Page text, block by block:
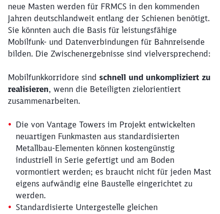
neue Masten werden für FRMCS in den kommenden
Jahren deutschlandweit entlang der Schienen benötigt.
Sie könnten auch die Basis für leistungsfähige
Mobilfunk- und Datenverbindungen für Bahnreisende
bilden. Die Zwischenergebnisse sind vielversprechend:
Mobilfunkkorridore sind schnell und unkompliziert zu
realisieren, wenn die Beteiligten zielorientiert
zusammenarbeiten.
Die von Vantage Towers im Projekt entwickelten
neuartigen Funkmasten aus standardisierten
Metallbau-Elementen können kostengünstig
industriell in Serie gefertigt und am Boden
vormontiert werden; es braucht nicht für jeden Mast
eigens aufwändig eine Baustelle eingerichtet zu
werden.
Standardisierte Untergestelle gleichen